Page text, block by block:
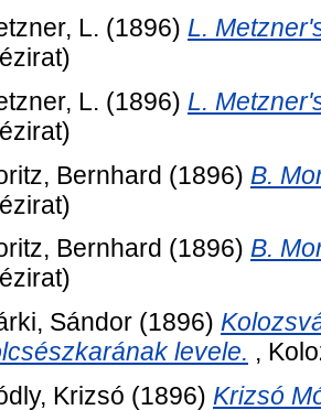
L. (1896) L.
L. (1896) L.
Bernhard (1896) B.
Bernhard (1896) B.
Sándor (1896)
levele. ,
Krizsó (1896) Krizsó